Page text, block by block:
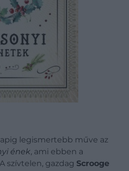
legismertebb műve az
ének, ami ebben a
szívtelen, gazdag Scrooge